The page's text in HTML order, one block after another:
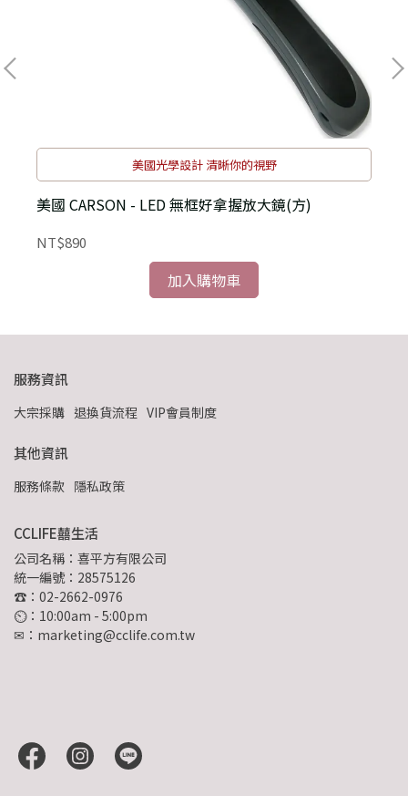
美國光學設計 清晰你的視野
美國 CARSON - LED 無框好拿握放大鏡(方)
NT$890
加入購物車
服務資訊
大宗採購 退換貨流程 VIP會員制度
其他資訊
服務條款 隱私政策
CCLIFE囍生活
公司名稱：喜平方有限公司
統一編號：28575126
☎：02-2662-0976
⏲︎：10:00am - 5:00pm
✉：marketing@cclife.com.tw